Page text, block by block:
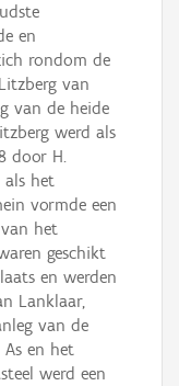
en
rondom de
van
van de heide
werd als
door H.
als het
vormde een
het
geschikt
en werden
Lanklaar,
van de
As en het
werd een